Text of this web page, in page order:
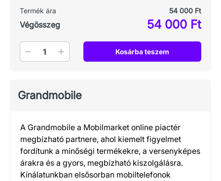
Termék ára 54 000 Ft
Végösszeg 54 000 Ft
Mennyiség Kosárba teszem
Grandmobile
A Grandmobile a Mobilmarket online piactér
megbízható partnere, ahol kiemelt figyelmet
fordítunk a minőségi termékekre, a versenyképes
árakra és a gyors, megbízható kiszolgálásra.
Kínálatunkban elsősorban mobiltelefonok